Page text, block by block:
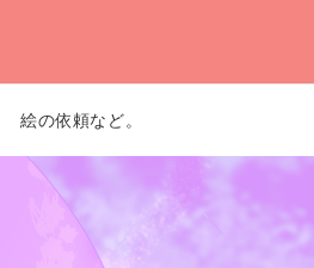
絵の依頼など。